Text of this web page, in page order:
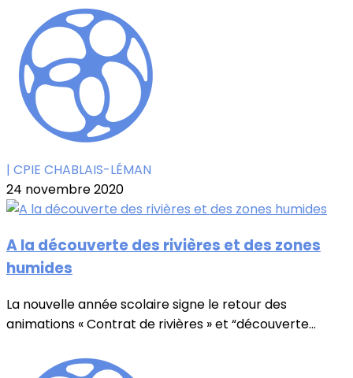
| CPIE CHABLAIS-LÉMAN
24 novembre 2020
A la découverte des rivières et des zones
humides
La nouvelle année scolaire signe le retour des
animations « Contrat de rivières » et “découverte...